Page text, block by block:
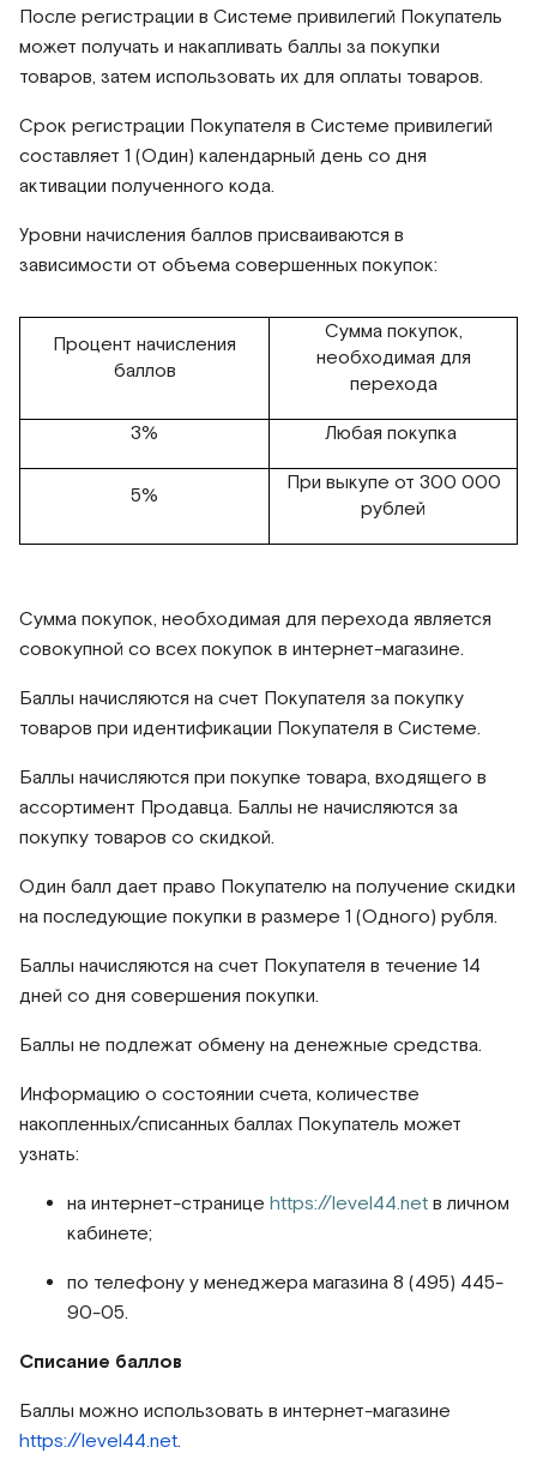
После регистрации в Системе привилегий Покупатель
может получать и накапливать баллы за покупки
товаров, затем использовать их для оплаты товаров.
Срок регистрации Покупателя в Системе привилегий
составляет 1 (Один) календарный день со дня
активации полученного кода.
Уровни начисления баллов присваиваются в
зависимости от объема совершенных покупок:
Процент начисления
баллов
Сумма покупок,
необходимая для
перехода
3%
Любая покупка
5%
При выкупе от 300 000
рублей
Сумма покупок, необходимая для перехода является
совокупной со всех покупок в интернет-магазине.
Баллы начисляются на счет Покупателя за покупку
товаров при идентификации Покупателя в Системе.
Баллы начисляются при покупке товара, входящего в
ассортимент Продавца. Баллы не начисляются за
покупку товаров со скидкой.
Один балл дает право Покупателю на получение скидки
на последующие покупки в размере 1 (Одного) рубля.
Баллы начисляются на счет Покупателя в течение 14
дней со дня совершения покупки.
Баллы не подлежат обмену на денежные средства.
Информацию о состоянии счета, количестве
накопленных/списанных баллах Покупатель может
узнать:
на интернет-странице https://level44.netв личном
кабинете;
по телефону у менеджера магазина8 (495) 445-
90-05.
Списание баллов
Баллы можно использовать в интернет-магазине
https://level44.net.